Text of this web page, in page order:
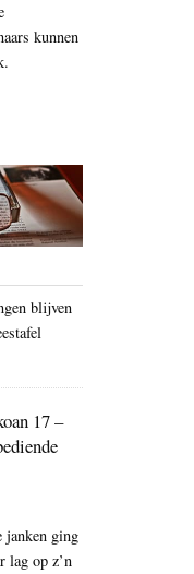
kunnen
blijven
17 –
janken ging
lag op z’n